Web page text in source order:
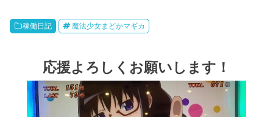
稼働日記 魔法少女まどかマギカ
応援よろしくお願いします！